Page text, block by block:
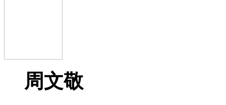
周文敬